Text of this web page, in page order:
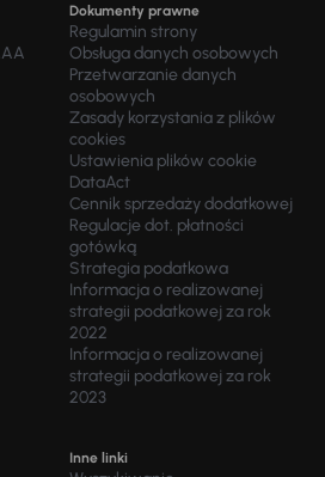
Dokumenty prawne
Regulamin strony
Obsługa danych osobowych
Przetwarzanie danych
osobowych
Zasady korzystania z plików
cookies
Ustawienia plików cookie
DataAct
Cennik sprzedaży dodatkowej
Regulacje dot. płatności
gotówką
Strategia podatkowa
Informacja o realizowanej
strategii podatkowej za rok
2022
Informacja o realizowanej
strategii podatkowej za rok
2023
Inne linki